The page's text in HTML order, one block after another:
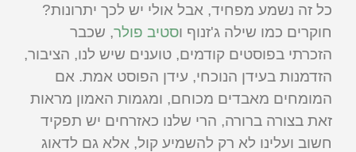
כל זה נשמע מפחיד, אבל אולי יש לכך יתרונות?
חוקרים כמו שילה ג'זנוף וסטיב פולר, שכבר
הזכרתי בפוסטים קודמים, טוענים שיש לנו, הציבור,
הזדמנות בעידן הנוכחי, עידן הפוסט אמת. אם
המומחים מאבדים מכוחם, ומגמות האמון מראות
זאת בצורה ברורה, הרי שלנו כאזרחים יש תפקיד
חשוב ועלינו לא רק להשמיע קול, אלא גם לדאוג